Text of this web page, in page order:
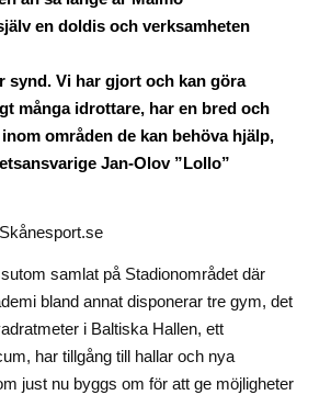
en doldis och verksamheten
synd. Vi har gjort och kan göra
många idrottare, har en bred och
områden de kan behöva hjälp,
Jan-Olov ”Lollo”
samlat på Stadionområdet där
bland annat disponerar tre gym, det
i Baltiska Hallen, ett
har tillgång till hallar och nya
just nu byggs om för att ge möjligheter